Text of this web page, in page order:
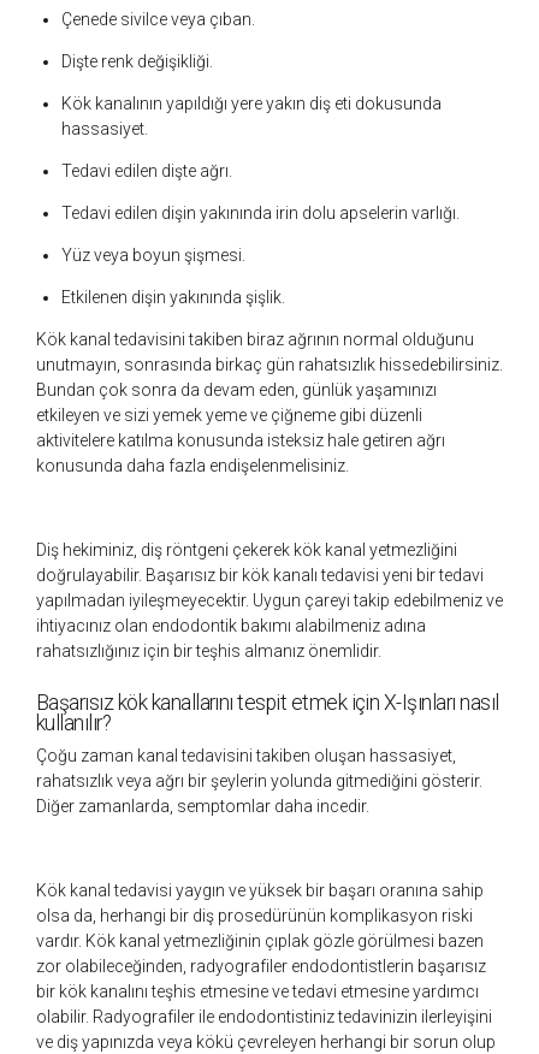
Çenede sivilce veya çıban.
Dişte renk değişikliği.
Kök kanalının yapıldığı yere yakın diş eti dokusunda
hassasiyet.
Tedavi edilen dişte ağrı.
Tedavi edilen dişin yakınında irin dolu apselerin varlığı.
Yüz veya boyun şişmesi.
Etkilenen dişin yakınında şişlik.
Kök kanal tedavisini takiben biraz ağrının normal olduğunu
unutmayın, sonrasında birkaç gün rahatsızlık hissedebilirsiniz.
Bundan çok sonra da devam eden, günlük yaşamınızı
etkileyen ve sizi yemek yeme ve çiğneme gibi düzenli
aktivitelere katılma konusunda isteksiz hale getiren ağrı
konusunda daha fazla endişelenmelisiniz.
Diş hekiminiz, diş röntgeni çekerek kök kanal yetmezliğini
doğrulayabilir. Başarısız bir kök kanalı tedavisi yeni bir tedavi
yapılmadan iyileşmeyecektir. Uygun çareyi takip edebilmeniz ve
ihtiyacınız olan endodontik bakımı alabilmeniz adına
rahatsızlığınız için bir teşhis almanız önemlidir.
Başarısız kök kanallarını tespit etmek için X-Işınları nasıl
kullanılır?
Çoğu zaman kanal tedavisini takiben oluşan hassasiyet,
rahatsızlık veya ağrı bir şeylerin yolunda gitmediğini gösterir.
Diğer zamanlarda, semptomlar daha incedir.
Kök kanal tedavisi yaygın ve yüksek bir başarı oranına sahip
olsa da, herhangi bir diş prosedürünün komplikasyon riski
vardır. Kök kanal yetmezliğinin çıplak gözle görülmesi bazen
zor olabileceğinden, radyografiler endodontistlerin başarısız
bir kök kanalını teşhis etmesine ve tedavi etmesine yardımcı
olabilir. Radyografiler ile endodontistiniz tedavinizin ilerleyişini
ve diş yapınızda veya kökü çevreleyen herhangi bir sorun olup